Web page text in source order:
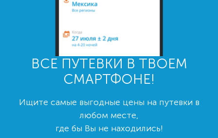
ВСЕ ПУТЕВКИ В ТВОЕМ
СМАРТФОНЕ!
Ищите самые выгодные цены на путевки в
любом месте,
где бы Вы не находились!